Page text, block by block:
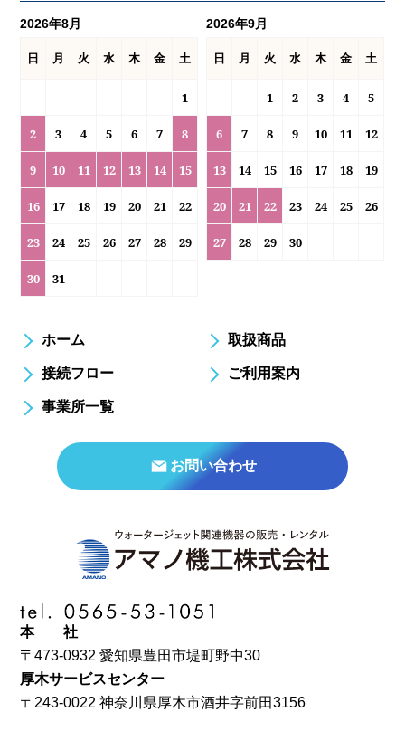
本 社
〒473-0932 愛知県豊田市堤町野中30
厚木サービスセンター
〒243-0022 神奈川県厚木市酒井字前田3156
2026年8月
日 月 火 水 木 金 土
1
2 3 4 5 6 7 8
9 10 11 12 13 14 15
16 17 18 19 20 21 22
23 24 25 26 27 28 29
30 31
2026年9月
日 月 火 水 木 金 土
1 2 3 4 5
6 7 8 9 10 11 12
13 14 15 16 17 18 19
20 21 22 23 24 25 26
27 28 29 30
ホーム 取扱商品
接続フロー ご利用案内
事業所一覧
お問い合わせ